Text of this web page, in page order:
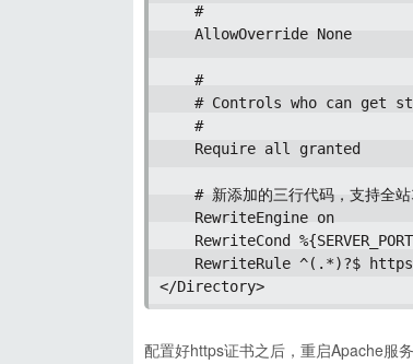
    #
    AllowOverride None
    #
# Controls who can get
    #
    Require all granted
# 新添加的三行代码，支持全
    RewriteEngine on
RewriteCond
RewriteRule ^(.*)?$
</Directory>
配置好https证书之后，重启Apache服